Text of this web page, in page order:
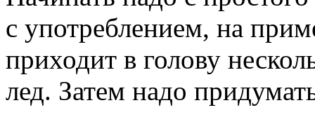
с употреблением, на
приходит в голову
лед. Затем надо